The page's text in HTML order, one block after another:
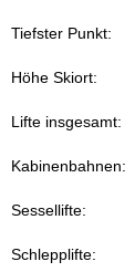
Tiefster Punkt:
Höhe Skiort:
Lifte insgesamt:
Kabinenbahnen:
Sessellifte:
Schlepplifte: